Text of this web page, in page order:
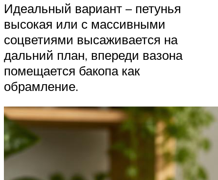
Идеальный вариант – петунья
высокая или с массивными
соцветиями высаживается на
дальний план, впереди вазона
помещается бакопа как
обрамление.